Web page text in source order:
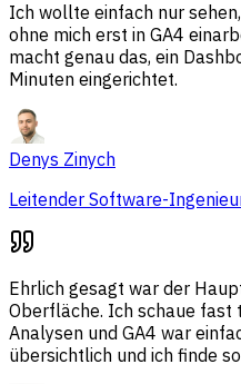
Ich wollte einfach nur
ohne mich erst in GA4
macht genau das, ein
Minuten eingerichtet.
Denys Zinych
Leitender Software-
Ehrlich gesagt war der
Oberfläche. Ich schaue fast
Analysen und GA4 war
übersichtlich und ich finde